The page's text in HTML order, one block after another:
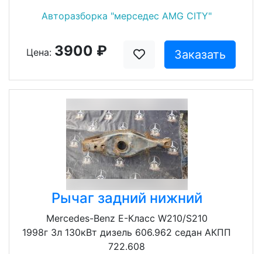
Авторазборка "мерседес AMG CITY"
Цена: 3900 ₽ Заказать
Рычаг задний нижний
Mercedes-Benz E-Класс W210/S210
1998г 3л 130кВт дизель 606.962 седан АКПП
722.608